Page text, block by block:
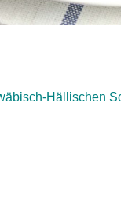
Hällischen